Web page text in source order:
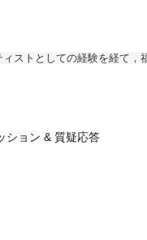
ストとしての経験を経て，
ション & 質疑応答